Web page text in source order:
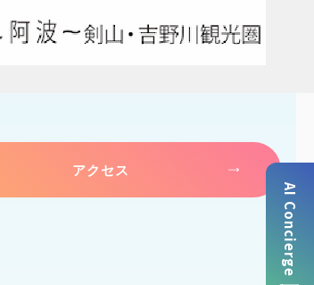
AI Concierge
アクセス